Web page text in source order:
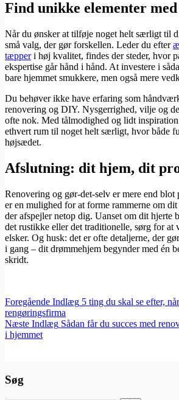
Find unikke elementer
Når du ønsker at tilføje noget helt særligt til
små valg, der gør forskellen. Leder du efter
tæpperi høj kvalitet, findes der steder, hvor
ekspertise går hånd i hånd. At investere i
bare hjemmet smukkere, men også mere
Du behøver ikke have erfaring som
renovering og DIY. Nysgerrighed, vilje og
ofte nok. Med tålmodighed og lidt
ethvert rum til noget helt særligt, hvor både
højsædet.
Afslutning: dit hjem, dit
Renovering og gør-det-selv er mere end blot
er en mulighed for at forme rammerne om
der afspejler netop dig. Uanset om dit hjerte
det rustikke eller det traditionelle, sørg for at
elsker. Og husk: det er ofte detaljerne, der
i gang – dit drømmehjem begynder med én
skridt.
Foregående Indlæg 5 ting du skal se efter,
rengøringsfirma
Næste Indlæg Sådan får du succes med
i hjemmet
Søg